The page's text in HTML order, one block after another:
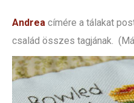
Andrea címére a tálakat
család összes tagjának.